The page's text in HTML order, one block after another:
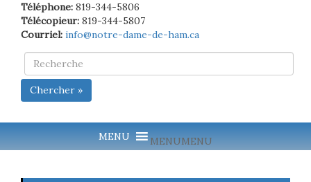
Téléphone: 819-344-5806
Télécopieur: 819-344-5807
Courriel: info@notre-dame-de-ham.ca
Chercher »
MENUMENU